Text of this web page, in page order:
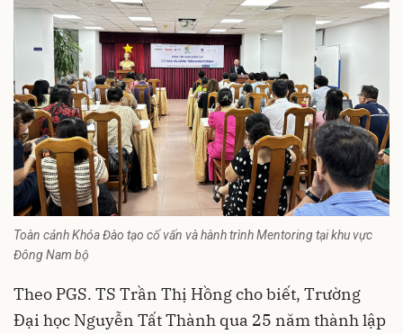
Toàn cảnh Khóa Đào tạo cố vấn và hành trình Mentoring tại khu vực
Đông Nam bộ
Theo PGS. TS Trần Thị Hồng cho biết, Trường
Đại học Nguyễn Tất Thành qua 25 năm thành lập